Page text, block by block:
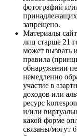
фотографий и/
принадлежащих
запрещено.
Материалы
лиц старше 21
может вызвать
правила
обнаружении
немедленно
участие в
доходов или
ресурс
и/или
какой форме
связаны/могут